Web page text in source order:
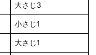
大さじ3
小さじ1
大さじ1